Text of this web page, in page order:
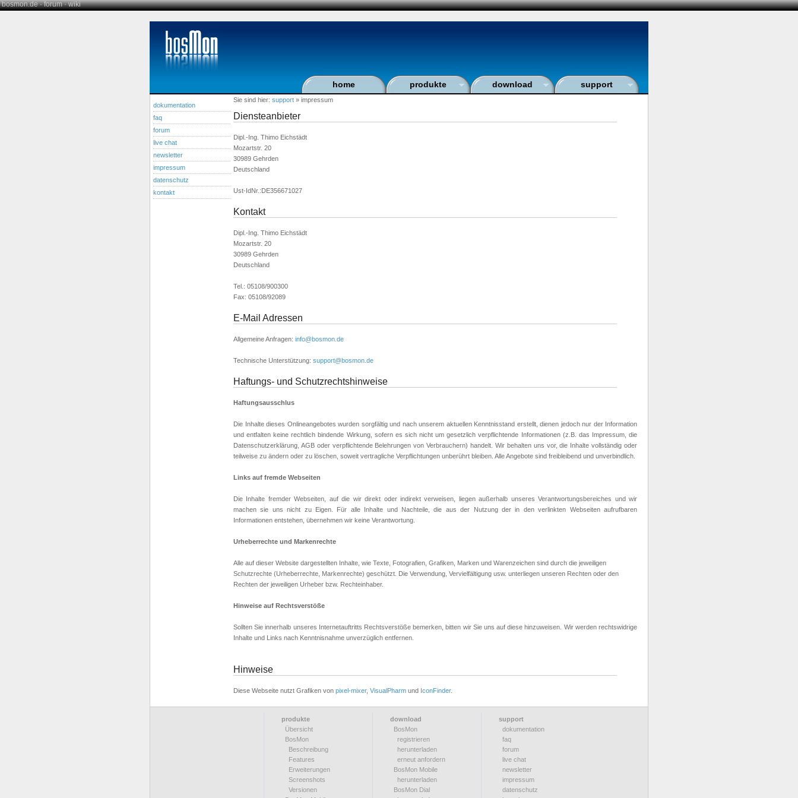
bosmon.de·forum·wiki
home produkte download support
dokumentation
faq
forum
live chat
newsletter
impressum
datenschutz
kontakt
Sie sind hier: support » impressum
Diensteanbieter
Dipl.-Ing. Thimo Eichstädt
Mozartstr. 20
30989 Gehrden
Deutschland
Ust-IdNr.:DE356671027
Kontakt
Dipl.-Ing. Thimo Eichstädt
Mozartstr. 20
30989 Gehrden
Deutschland
Tel.: 05108/900300
Fax: 05108/92089
E-Mail Adressen
Allgemeine Anfragen: info@bosmon.de
Technische Unterstützung: support@bosmon.de
Haftungs- und Schutzrechtshinweise
Haftungsausschlus
Die Inhalte dieses Onlineangebotes wurden sorgfältig und nach unserem aktuellen Kenntnisstand erstellt, dienen jedoch nur der Information
und entfalten keine rechtlich bindende Wirkung, sofern es sich nicht um gesetzlich verpflichtende Informationen (z.B. das Impressum, die
Datenschutzerklärung, AGB oder verpflichtende Belehrungen von Verbrauchern) handelt. Wir behalten uns vor, die Inhalte vollständig oder
teilweise zu ändern oder zu löschen, soweit vertragliche Verpflichtungen unberührt bleiben. Alle Angebote sind freibleibend und unverbindlich.
Links auf fremde Webseiten
Die Inhalte fremder Webseiten, auf die wir direkt oder indirekt verweisen, liegen außerhalb unseres Verantwortungsbereiches und wir
machen sie uns nicht zu Eigen. Für alle Inhalte und Nachteile, die aus der Nutzung der in den verlinkten Webseiten aufrufbaren
Informationen entstehen, übernehmen wir keine Verantwortung.
Urheberrechte und Markenrechte
Alle auf dieser Website dargestellten Inhalte, wie Texte, Fotografien, Grafiken, Marken und Warenzeichen sind durch die jeweiligen
Schutzrechte (Urheberrechte, Markenrechte) geschützt. Die Verwendung, Vervielfältigung usw. unterliegen unseren Rechten oder den
Rechten der jeweiligen Urheber bzw. Rechteinhaber.
Hinweise auf Rechtsverstöße
Sollten Sie innerhalb unseres Internetauftritts Rechtsverstöße bemerken, bitten wir Sie uns auf diese hinzuweisen. Wir werden rechtswidrige
Inhalte und Links nach Kenntnisnahme unverzüglich entfernen.
Hinweise
Diese Webseite nutzt Grafiken von pixel-mixer, VisualPharm und IconFinder.
produkte
Übersicht
BosMon
Beschreibung
Features
Erweiterungen
Screenshots
Versionen
download
BosMon
registrieren
herunterladen
erneut anfordern
BosMon Mobile
herunterladen
BosMon Dial
support
dokumentation
faq
forum
live chat
newsletter
impressum
datenschutz